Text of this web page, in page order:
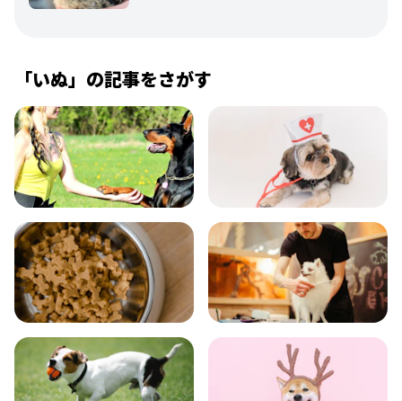
「いぬ」の記事をさがす
飼い方 健康
食事 お手入れ